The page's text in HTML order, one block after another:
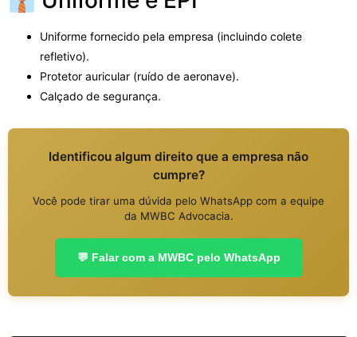
Uniforme fornecido pela empresa (incluindo colete
refletivo).
Protetor auricular (ruído de aeronave).
Calçado de segurança.
Identificou algum direito que a empresa não
cumpre?
Você pode tirar uma dúvida pelo WhatsApp com a equipe
da MWBC Advocacia.
💬 Falar com a MWBC pelo WhatsApp